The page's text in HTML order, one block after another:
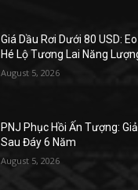
Giá Dầu Rơi Dưới 80 USD:
Hé Lộ Tương Lai Năng
August 5, 2026
PNJ Phục Hồi Ấn Tượng:
Sau Đáy 6 Năm
August 5, 2026